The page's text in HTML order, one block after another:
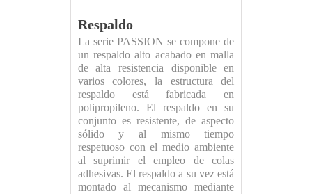
Respaldo
La serie PASSION se compone de
un respaldo alto acabado en malla
de alta resistencia disponible en
varios colores, la estructura del
respaldo está fabricada en
polipropileno. El respaldo en su
conjunto es resistente, de aspecto
sólido y al mismo tiempo
respetuoso con el medio ambiente
al suprimir el empleo de colas
adhesivas. El respaldo a su vez está
montado al mecanismo mediante